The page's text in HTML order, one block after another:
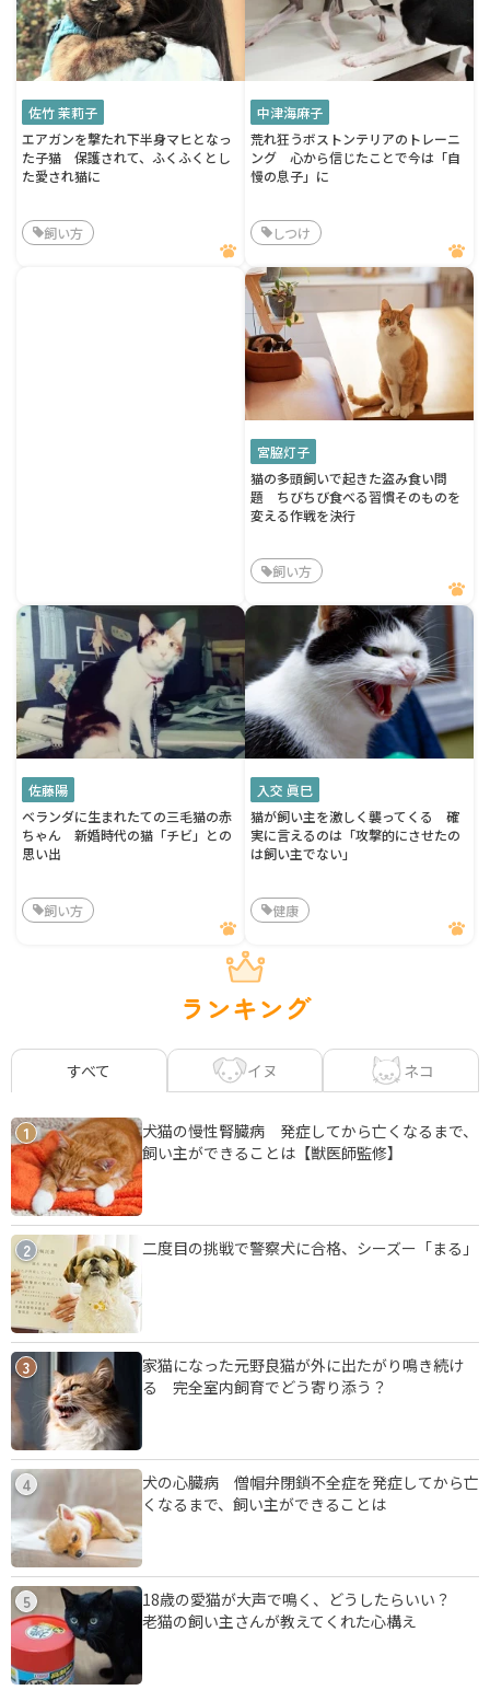
佐竹 茉莉子
エアガンを撃たれ下半身マヒとなっ
た子猫 保護されて、ふくふくとし
た愛され猫に
飼い方
中津海麻子
荒れ狂うボストンテリアのトレーニ
ング 心から信じたことで今は「自
慢の息子」に
しつけ
宮脇灯子
猫の多頭飼いで起きた盗み食い問
題 ちびちび食べる習慣そのものを
変える作戦を決行
飼い方
佐藤陽
ベランダに生まれたての三毛猫の赤
ちゃん 新婚時代の猫「チビ」との
思い出
飼い方
入交 眞巳
猫が飼い主を激しく襲ってくる 確
実に言えるのは「攻撃的にさせたの
は飼い主でない」
健康
ランキング
すべて イヌ ネコ
1
犬猫の慢性腎臓病 発症してから亡くなるまで、
飼い主ができることは【獣医師監修】
2 二度目の挑戦で警察犬に合格、シーズー「まる」
3
家猫になった元野良猫が外に出たがり鳴き続け
る 完全室内飼育でどう寄り添う？
4
犬の心臓病 僧帽弁閉鎖不全症を発症してから亡
くなるまで、飼い主ができることは
5
18歳の愛猫が大声で鳴く、どうしたらいい？
老猫の飼い主さんが教えてくれた心構え